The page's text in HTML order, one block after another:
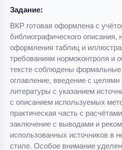
Задание:
ВКР готовая оформлена с
библиографического описания,
оформления таблиц и
требованиям нормоконтроля и
тексте соблюдены формальные
оглавление, введение с
литературы с указанием
с описанием используемых
практическая часть с
заключение с выводами и
использованных источников в
стиле. Особое внимание